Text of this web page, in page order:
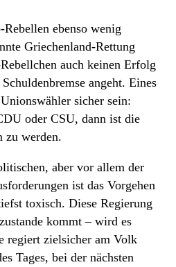
ebenso wenig
Griechenland-Rettung
auch keinen Erfolg
angeht. Eines
sicher sein:
oder CSU, dann ist die
zu werden.
aber vor allem der
ist das Vorgehen
toxisch. Diese Regierung
kommt – wird es
regiert zielsicher am Volk
Tages, bei der nächsten